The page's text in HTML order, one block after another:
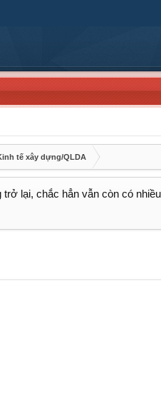
tế xây dựng/QLDA
lại, chắc hẳn vẫn còn có